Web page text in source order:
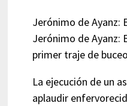
Jerónimo de Ayanz:
Jerónimo de Ayanz:
primer traje de buceo
La ejecución de un
aplaudir